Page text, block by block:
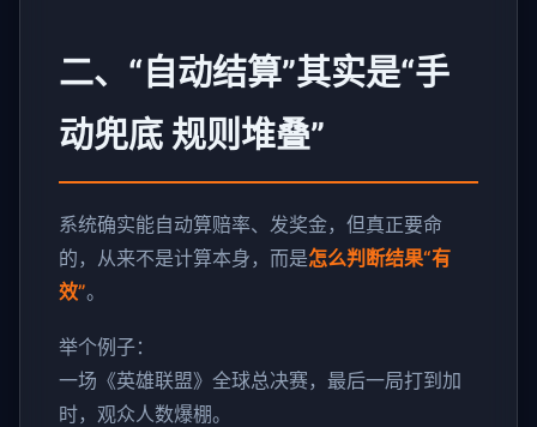
二、“自动结算”其实是“手
动兜底 规则堆叠”
系统确实能自动算赔率、发奖金，但真正要命
的，从来不是计算本身，而是怎么判断结果“有
效”。
举个例子：
一场《英雄联盟》全球总决赛，最后一局打到加
时，观众人数爆棚。